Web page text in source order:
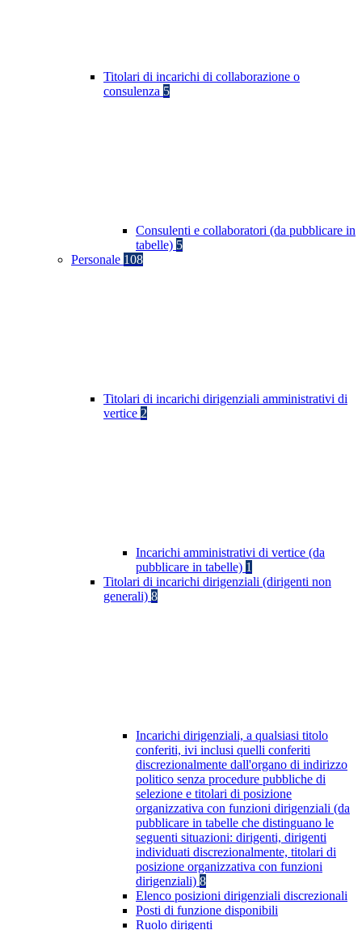
Titolari di incarichi di collaborazione o
consulenza 5
Consulenti e collaboratori (da pubblicare in
tabelle) 5
Personale 108
Titolari di incarichi dirigenziali amministrativi di
vertice 2
Incarichi amministrativi di vertice (da
pubblicare in tabelle) 1
Titolari di incarichi dirigenziali (dirigenti non
generali) 8
Incarichi dirigenziali, a qualsiasi titolo
conferiti, ivi inclusi quelli conferiti
discrezionalmente dall'organo di indirizzo
politico senza procedure pubbliche di
selezione e titolari di posizione
organizzativa con funzioni dirigenziali (da
pubblicare in tabelle che distinguano le
seguenti situazioni: dirigenti, dirigenti
individuati discrezionalmente, titolari di
posizione organizzativa con funzioni
dirigenziali) 8
Elenco posizioni dirigenziali discrezionali
Posti di funzione disponibili
Ruolo dirigenti